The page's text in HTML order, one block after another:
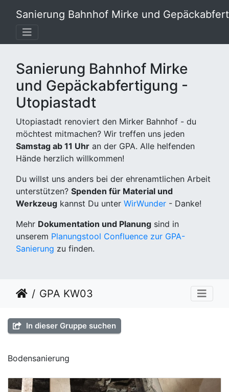
Sanierung Bahnhof Mirke und
Sanierung Bahnhof Mirke
und Gepäckabfertigung -
Utopiastadt
Utopiastadt renoviert den Mirker Bahnhof - du
möchtest mitmachen? Wir treffen uns jeden
Samstag ab 11 Uhr an der GPA. Alle helfenden
Hände herzlich willkommen!
Du willst uns anders bei der ehrenamtlichen Arbeit
unterstützen? Spenden für Material und
Werkzeug kannst Du unter WirWunder - Danke!
Mehr Dokumentation und Planung sind in
unserem Planungstool Confluence zur GPA-
Sanierung zu finden.
GPA KW03
In dieser Gruppe suchen
Bodensanierung